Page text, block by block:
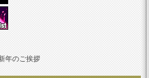
年のご挨拶